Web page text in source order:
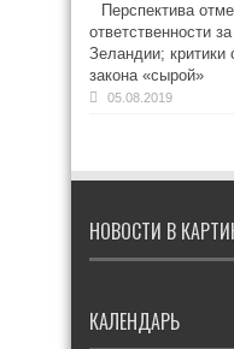
Перспектива
ответственности
Зеландии;
закона «сырой»
05.08.2019
НОВОСТИ В
КАЛЕНДАРЬ